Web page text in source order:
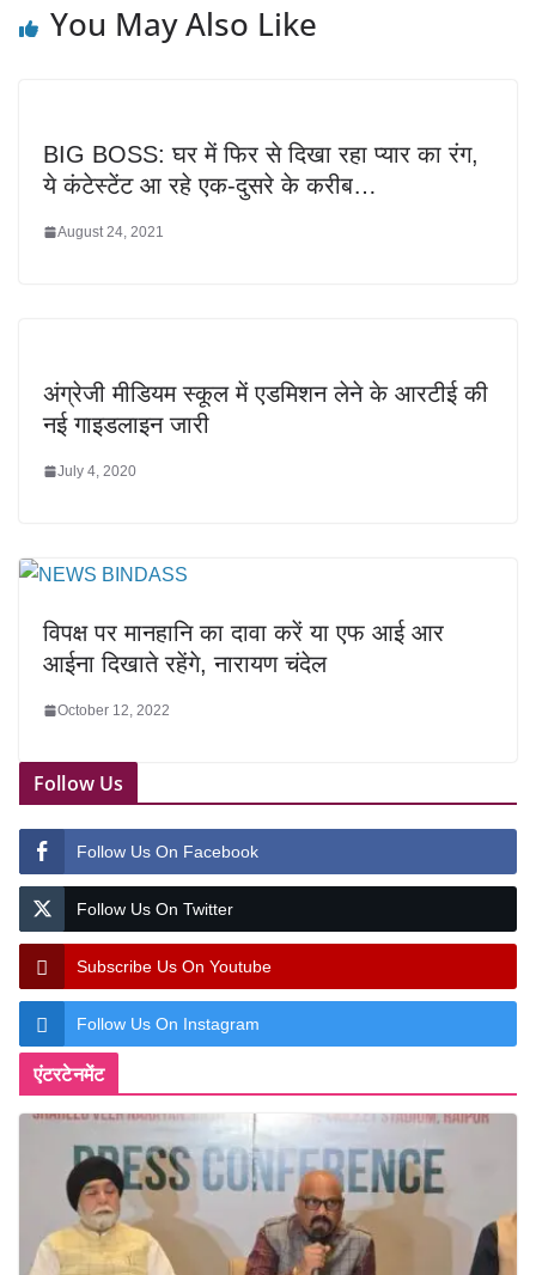
You May Also Like
BIG BOSS: घर में फिर से दिखा रहा प्यार का रंग,
ये कंटेस्टेंट आ रहे एक-दुसरे के करीब…
August 24, 2021
अंग्रेजी मीडियम स्कूल में एडमिशन लेने के आरटीई की
नई गाइडलाइन जारी
July 4, 2020
विपक्ष पर मानहानि का दावा करें या एफ आई आर
आईना दिखाते रहेंगे, नारायण चंदेल
October 12, 2022
Follow Us
Follow Us On Facebook
Follow Us On Twitter
Subscribe Us On Youtube
Follow Us On Instagram
एंटरटेनमेंट